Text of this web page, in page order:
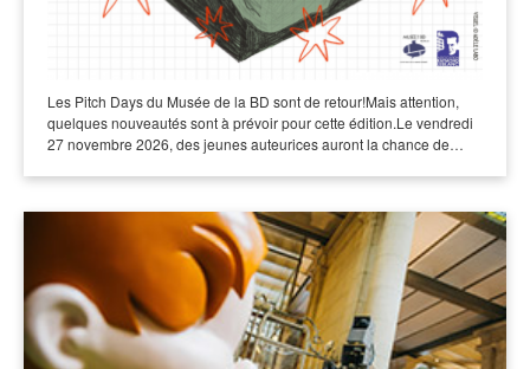
Les Pitch Days du Musée de la BD sont de retour!Mais attention,
quelques nouveautés sont à prévoir pour cette édition.Le vendredi
27 novembre 2026, des jeunes auteurices auront la chance de…